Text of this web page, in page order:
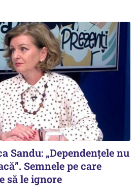
Sandu: „Dependențele nu
Semnele pe care
să le ignore